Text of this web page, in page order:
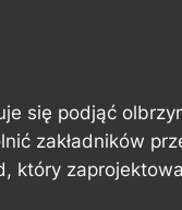
się podjąć
zakładników
który